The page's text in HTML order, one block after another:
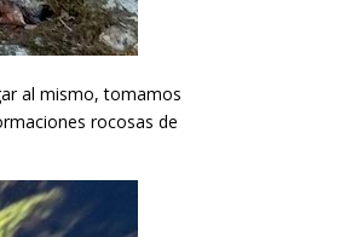
al mismo, tomamos
rocosas de